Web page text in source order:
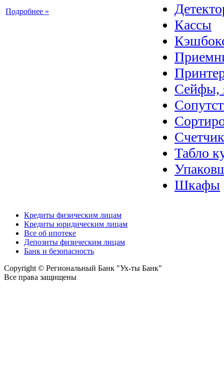
Подробнее »
Кассы
Сейфы,
Табло
Шкафы
Кредиты физическим лицам
Кредиты юридическим лицам
Все об ипотеке
Депозиты физическим лицам
Банк и безопасность
Copyright © Региональный Банк "Ух-ты Банк"
Все права защищены